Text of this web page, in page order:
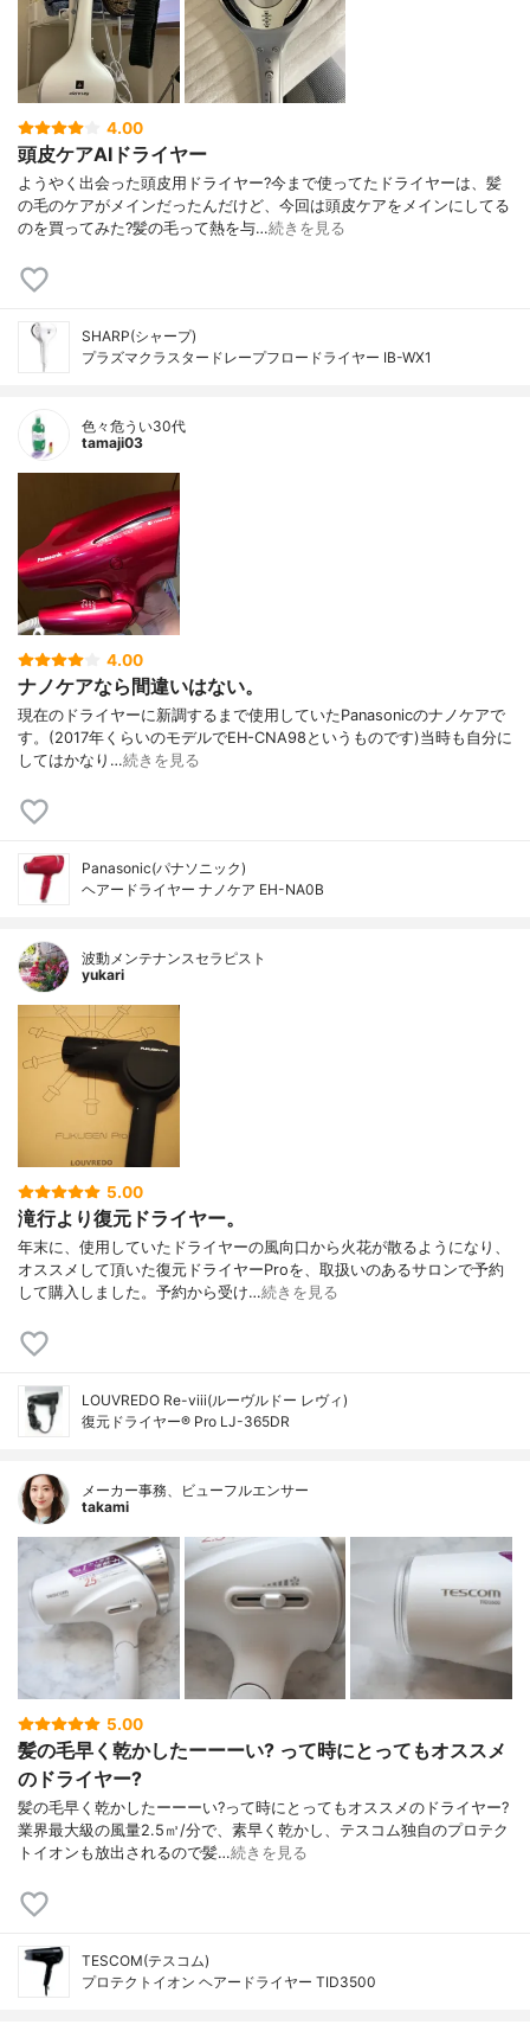
4.00
頭皮ケアAIドライヤー
ようやく出会った頭皮用ドライヤー?今まで使ってたドライヤーは、髪
の毛のケアがメインだったんだけど、今回は頭皮ケアをメインにしてる
のを買ってみた?髪の毛って熱を与…続きを見る
SHARP(シャープ)
プラズマクラスタードレープフロードライヤー IB-WX1
色々危うい30代
tamaji03
4.00
ナノケアなら間違いはない。
現在のドライヤーに新調するまで使用していたPanasonicのナノケアで
す。(2017年くらいのモデルでEH-CNA98というものです)当時も自分に
してはかなり…続きを見る
Panasonic(パナソニック)
ヘアードライヤー ナノケア EH-NA0B
波動メンテナンスセラピスト
yukari
5.00
滝行より復元ドライヤー。
年末に、使用していたドライヤーの風向口から火花が散るようになり、
オススメして頂いた復元ドライヤーProを、取扱いのあるサロンで予約
して購入しました。予約から受け…続きを見る
LOUVREDO Re-viii(ルーヴルドー レヴィ)
復元ドライヤー® Pro LJ-365DR
メーカー事務、ビューフルエンサー
takami
5.00
髪の毛早く乾かしたーーーい? って時にとってもオススメ
のドライヤー?
髪の毛早く乾かしたーーーい?って時にとってもオススメのドライヤー?
業界最大級の風量2.5㎥/分で、素早く乾かし、テスコム独自のプロテク
トイオンも放出されるので髪…続きを見る
TESCOM(テスコム)
プロテクトイオン ヘアードライヤー TID3500